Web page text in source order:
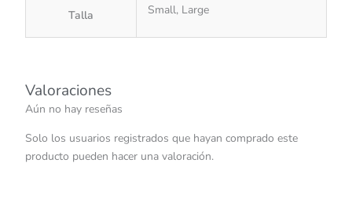
Talla Small, Large
Valoraciones
Aún no hay reseñas
Solo los usuarios registrados que hayan comprado este
producto pueden hacer una valoración.